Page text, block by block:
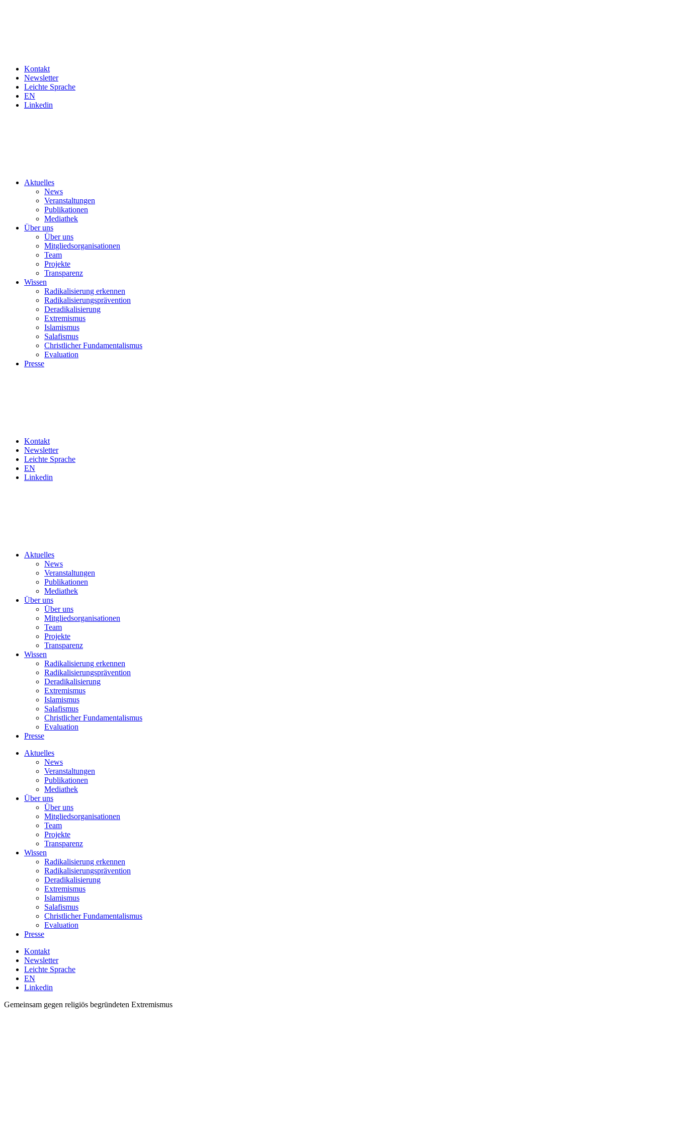
Kontakt
Newsletter
Leichte Sprache
EN
Linkedin
Aktuelles
News
Veranstaltungen
Publikationen
Mediathek
Über uns
Über uns
Mitgliedsorganisationen
Team
Projekte
Transparenz
Wissen
Radikalisierung erkennen
Radikalisierungsprävention
Deradikalisierung
Extremismus
Islamismus
Salafismus
Christlicher Fundamentalismus
Evaluation
Presse
Kontakt
Newsletter
Leichte Sprache
EN
Linkedin
Aktuelles
News
Veranstaltungen
Publikationen
Mediathek
Über uns
Über uns
Mitgliedsorganisationen
Team
Projekte
Transparenz
Wissen
Radikalisierung erkennen
Radikalisierungsprävention
Deradikalisierung
Extremismus
Islamismus
Salafismus
Christlicher Fundamentalismus
Evaluation
Presse
Aktuelles
News
Veranstaltungen
Publikationen
Mediathek
Über uns
Über uns
Mitgliedsorganisationen
Team
Projekte
Transparenz
Wissen
Radikalisierung erkennen
Radikalisierungsprävention
Deradikalisierung
Extremismus
Islamismus
Salafismus
Christlicher Fundamentalismus
Evaluation
Presse
Kontakt
Newsletter
Leichte Sprache
EN
Linkedin
Gemeinsam gegen religiös begründeten Extremismus